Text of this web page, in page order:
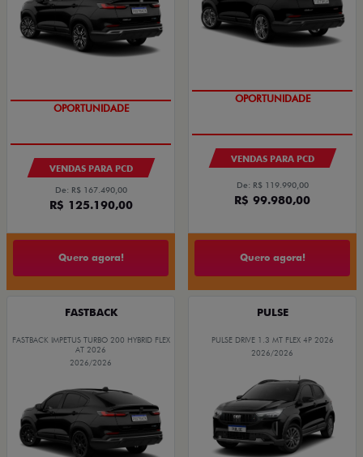
OPORTUNIDADE
VENDAS PARA PCD
De: R$ 167.490,00
R$ 125.190,00
Quero agora!
OPORTUNIDADE
VENDAS PARA PCD
De: R$ 119.990,00
R$ 99.980,00
Quero agora!
FASTBACK
FASTBACK IMPETUS TURBO 200 HYBRID FLEX
AT 2026
2026/2026
PULSE
PULSE DRIVE 1.3 MT FLEX 4P 2026
2026/2026